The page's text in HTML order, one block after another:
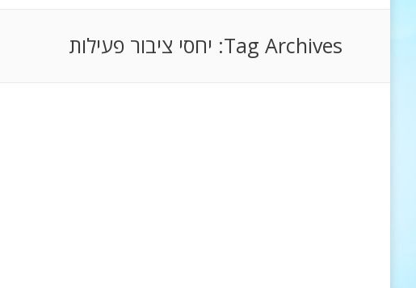
Tag Archives: יחסי ציבור פעילות